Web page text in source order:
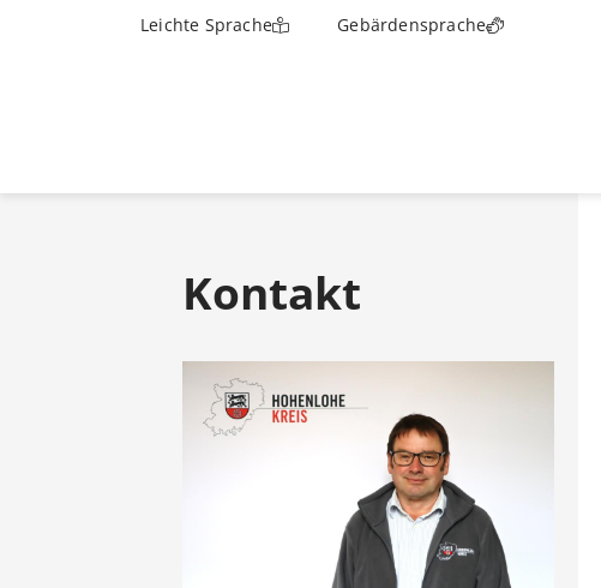
Gebärdensprache
Leichte Sprache
Kontakt